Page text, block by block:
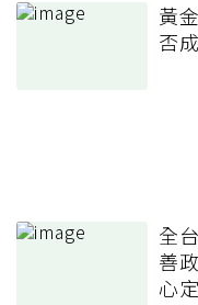
黃
否
全
善
心